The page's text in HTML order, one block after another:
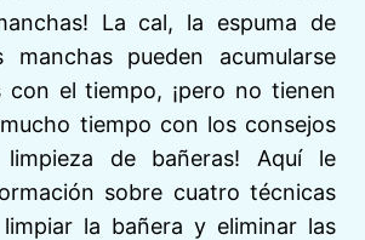
La cal, la espuma de
pueden acumularse
con el tiempo, ¡pero no tienen
tiempo con los consejos
de bañeras! Aquí le
sobre cuatro técnicas
la bañera y eliminar las